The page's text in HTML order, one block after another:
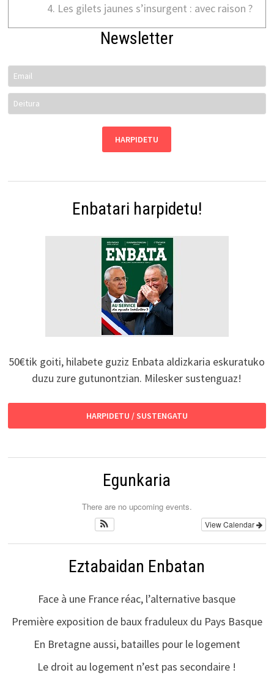
Les gilets jaunes s’insurgent : avec raison ?
Newsletter
Enbatari harpidetu!
50€tik goiti, hilabete guziz Enbata aldizkaria eskuratuko
duzu zure gutunontzian. Milesker sustenguaz!
HARPIDETU / SUSTENGATU
Egunkaria
There are no upcoming events.
View Calendar
Eztabaidan Enbatan
Face à une France réac, l’alternative basque
Première exposition de baux fraduleux du Pays Basque
En Bretagne aussi, batailles pour le logement
Le droit au logement n’est pas secondaire !